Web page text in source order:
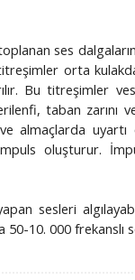
ses
orta
Bu titreşimler
taban zarını
almaçlarda uyartı
oluşturur.
sesleri
10. 000 frekanslı